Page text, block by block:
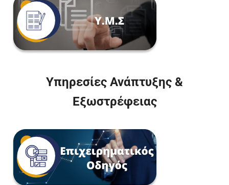
Υπηρεσίες Ανάπτυξης &
Εξωστρέφειας